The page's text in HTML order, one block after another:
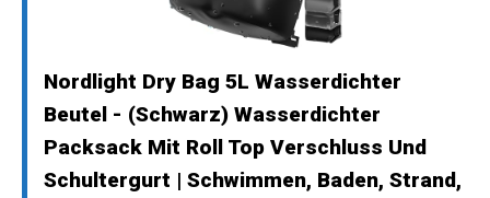
Nordlight Dry Bag 5L Wasserdichter
Beutel - (Schwarz) Wasserdichter
Packsack Mit Roll Top Verschluss Und
Schultergurt | Schwimmen, Baden, Strand,